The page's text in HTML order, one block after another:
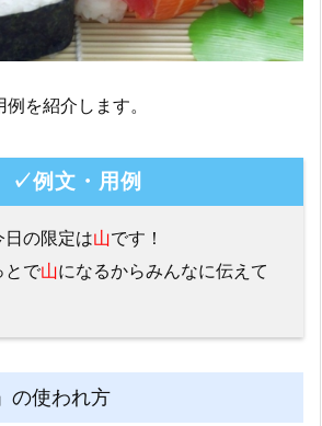
を紹介します。
✓例文・用例
の限定は山です！
とで山になるからみんなに伝えて
の使われ方